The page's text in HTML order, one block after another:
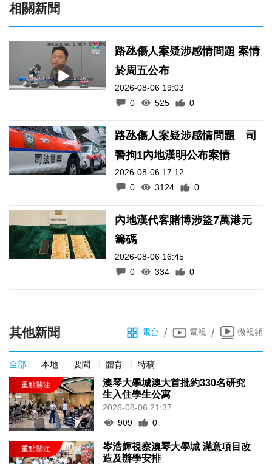
相關新聞
路氹傷人案疑涉感情問題 案情
於周五公布
2026-08-06 19:03
0
525 0
路氹傷人案疑涉感情問題 司
警拘1內地漢明公布案情
2026-08-06 17:12
0
3124 0
內地漢代客賭博涉盜7萬港元
籌碼
2026-08-06 16:45
0
334 0
其他新聞 電台 / 電視 / 微視頻
全部 本地 要聞 體育 特稿
澳琴大學城澳大首批約330名研究
生入住學生公寓
2026-08-06 21:37
909
0
岑浩輝視察澳琴大學城 滿意項目改
造及辦學安排